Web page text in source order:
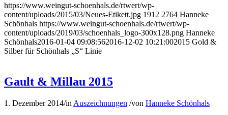
https://www.weingut-schoenhals.de/rtwert/wp-
content/uploads/2015/03/Neues-Etikett.jpg 1912 2764 Hanneke
Schönhals https://www.weingut-schoenhals.de/rtwert/wp-
content/uploads/2019/03/schoenhals_logo-300x128.png Hanneke
Schönhals2016-01-04 09:08:562016-12-02 10:21:002015 Gold &
Silber für Schönhals „S“ Linie
Gault & Millau 2015
1. Dezember 2014/in Auszeichnungen /von Hanneke Schönhals